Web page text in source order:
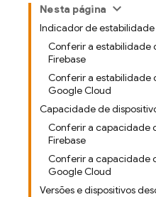
Nesta página
Indicador de
Conferir a estabilidade
Firebase
Conferir a estabilidade
Google Cloud
Capacidade de
Conferir a capacidade
Firebase
Conferir a capacidade
Google Cloud
Versões e dispositivos